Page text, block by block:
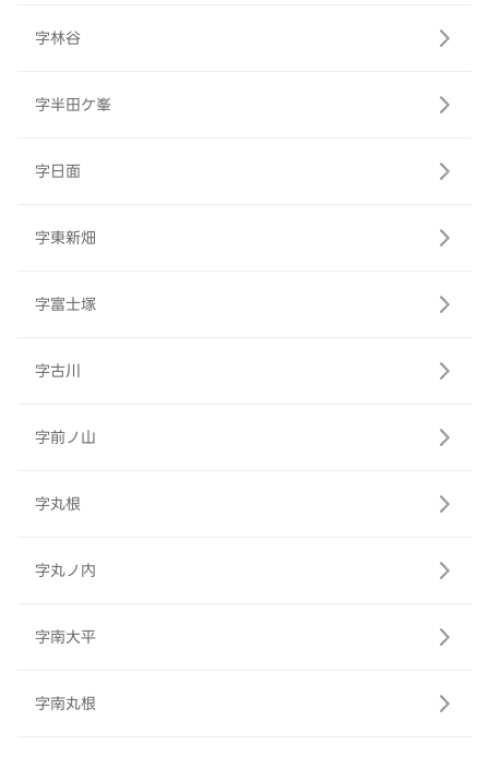
字林谷
字半田ケ峯
字日面
字東新畑
字富士塚
字古川
字前ノ山
字丸根
字丸ノ内
字南大平
字南丸根